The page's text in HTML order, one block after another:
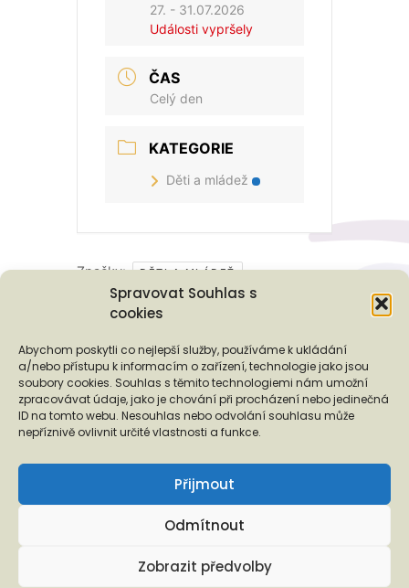
Spravovat Souhlas s
cookies
Abychom poskytli co nejlepší služby, používáme k ukládání
a/nebo přístupu k informacím o zařízení, technologie jako jsou
soubory cookies. Souhlas s těmito technologiemi nám umožní
zpracovávat údaje, jako je chování při procházení nebo jedinečná
ID na tomto webu. Nesouhlas nebo odvolání souhlasu může
nepříznivě ovlivnit určité vlastnosti a funkce.
Přijmout
Odmítnout
Zobrazit předvolby
27. - 31.07.2026
Události vypršely
ČAS
Celý den
KATEGORIE
Děti a mládež
Značky: DĚTI A MLÁDEŽ
Podporují nás...
❬ ❭